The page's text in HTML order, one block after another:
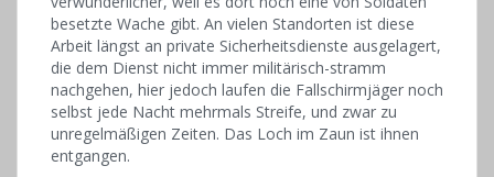
besetzte Wache gibt. An vielen Standorten ist diese
Arbeit längst an private Sicherheitsdienste ausgelagert,
die dem Dienst nicht immer militärisch-stramm
nachgehen, hier jedoch laufen die Fallschirmjäger noch
selbst jede Nacht mehrmals Streife, und zwar zu
unregelmäßigen Zeiten. Das Loch im Zaun ist ihnen
entgangen.